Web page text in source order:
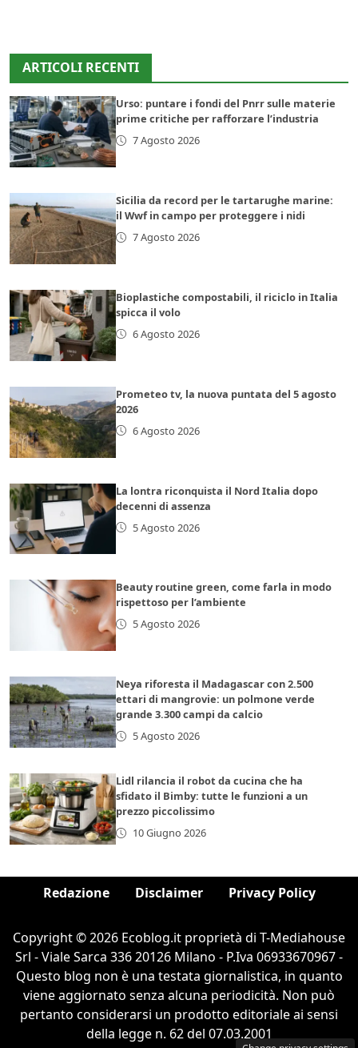
ARTICOLI RECENTI
Urso: puntare i fondi del Pnrr sulle materie
prime critiche per rafforzare l’industria
7 Agosto 2026
Sicilia da record per le tartarughe marine:
il Wwf in campo per proteggere i nidi
7 Agosto 2026
Bioplastiche compostabili, il riciclo in Italia
spicca il volo
6 Agosto 2026
Prometeo tv, la nuova puntata del 5 agosto
2026
6 Agosto 2026
La lontra riconquista il Nord Italia dopo
decenni di assenza
5 Agosto 2026
Beauty routine green, come farla in modo
rispettoso per l’ambiente
5 Agosto 2026
Neya riforesta il Madagascar con 2.500
ettari di mangrovie: un polmone verde
grande 3.300 campi da calcio
5 Agosto 2026
Lidl rilancia il robot da cucina che ha
sfidato il Bimby: tutte le funzioni a un
prezzo piccolissimo
10 Giugno 2026
Redazione Disclaimer Privacy Policy
Copyright © 2026 Ecoblog.it proprietà di T-Mediahouse
Srl - Viale Sarca 336 20126 Milano - P.Iva 06933670967 -
Questo blog non è una testata giornalistica, in quanto
viene aggiornato senza alcuna periodicità. Non può
pertanto considerarsi un prodotto editoriale ai sensi
della legge n. 62 del 07.03.2001